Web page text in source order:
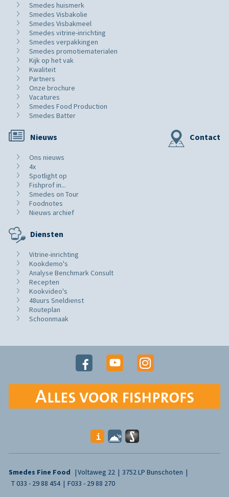
Smedes huismerk
Smedes Visbakolie
Smedes Visbakmeel
Smedes vitrine-inrichting
Smedes verpakkingen
Smedes promotiematerialen
Kijk op het vak
Kwaliteit
Partners
Onze brochure
Vacatures
Smedes Food Production
Smedes Batter
Nieuws
Ons nieuws
4x
Spotlight op
Fishprof in...
Smedes on Tour
Foodnotes
Nieuws archief
Diensten
Vitrine-inrichting
Kookdemo's
Analyse Benchmark Consult
Recepten
Kookvideo's
48uurs Sneldienst
Routeplan
Schoonmaak
Contact
Smedes Fine Food Voltaweg 22
3752 LP Bunschoten
T033 - 29 88 454 F033 - 29 88 270